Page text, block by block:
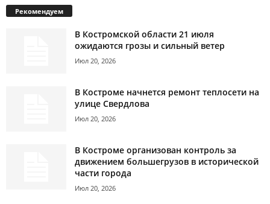
Рекомендуем
В Костромской области 21 июля
ожидаются грозы и сильный ветер
Июл 20, 2026
В Костроме начнется ремонт теплосети на
улице Свердлова
Июл 20, 2026
В Костроме организован контроль за
движением большегрузов в исторической
части города
Июл 20, 2026